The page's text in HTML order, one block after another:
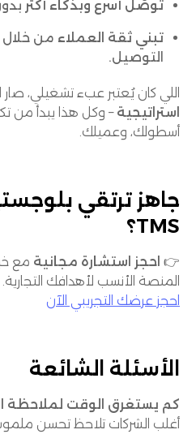
توصّل أسرع وبذكاء أكثر
تبني ثقة العملاء من خلال
التوصيل.
اللي كان يُعتبر عبء تشغيلي، صار
استراتيجية – وكل هذا يبدأ من
أسطولك، وعميلك.
جاهز ترتقي
TMS؟
👉 احجز استشارة مجانية
المنصة الأنسب لأهدافك التجارية.
احجز عرضك التجريبي الآن
الأسئلة الشائعة
كم يستغرق الوقت لملاحظة
أغلب الشركات تلاحظ تحسن ملموس خلال 4